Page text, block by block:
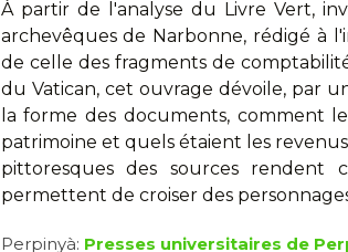
À partir de l'analyse du Livre Vert,
archevêques de Narbonne, rédigé à
de celle des fragments de
du Vatican, cet ouvrage dévoile, par
la forme des documents, comment
patrimoine et quels étaient les
pittoresques des sources rendent
permettent de croiser des
Perpinyà: Presses universitaires de